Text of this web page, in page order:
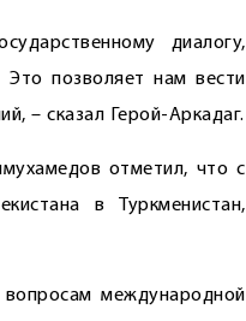
диалогу,
Это позволяет нам вести
– сказал Герой-Аркадаг.
отметил, что с
в Туркменистан,
международной